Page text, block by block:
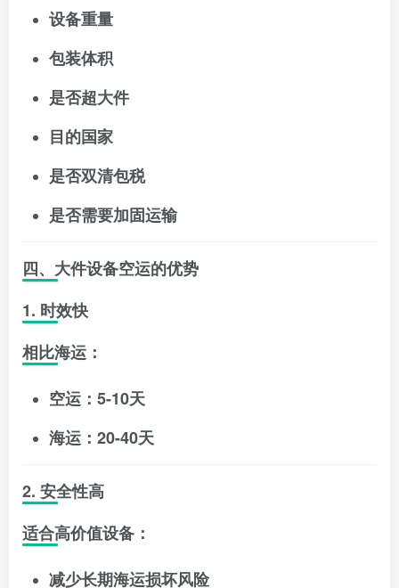
设备重量
包装体积
是否超大件
目的国家
是否双清包税
是否需要加固运输
四、大件设备空运的优势
1. 时效快
相比海运：
空运：5-10天
海运：20-40天
2. 安全性高
适合高价值设备：
减少长期海运损坏风险